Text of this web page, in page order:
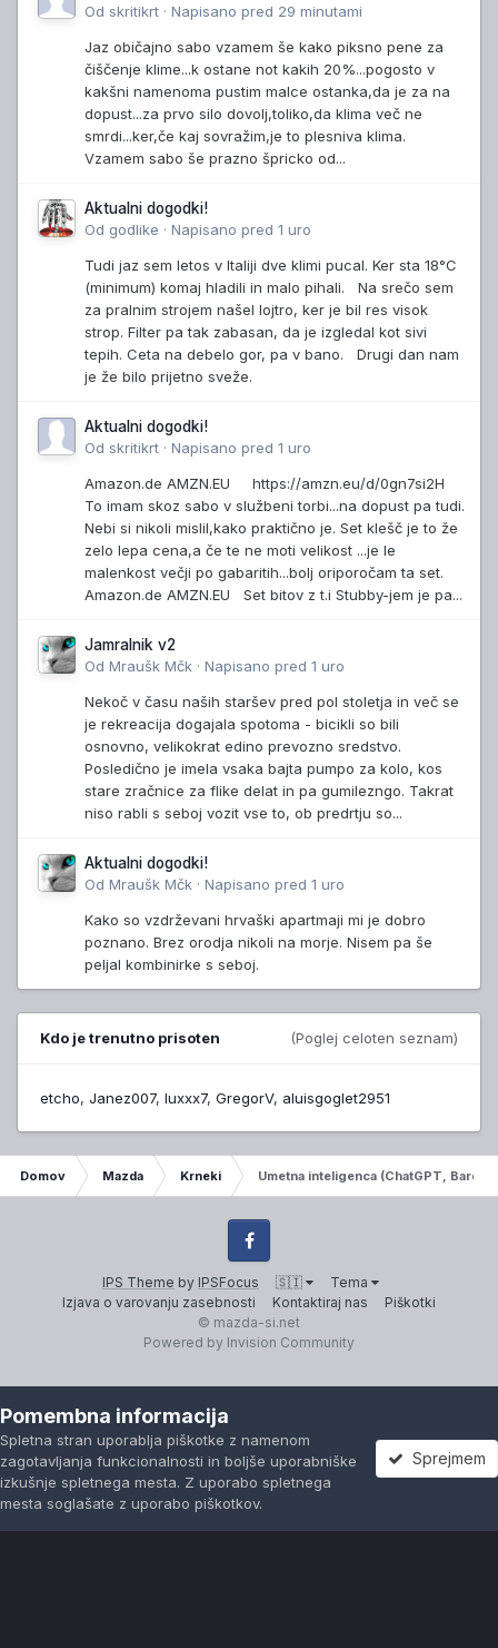
Od skritikrt · Napisano pred 29 minutami
Jaz običajno sabo vzamem še kako piksno pene za
čiščenje klime...k ostane not kakih 20%...pogosto v
kakšni namenoma pustim malce ostanka,da je za na
dopust...za prvo silo dovolj,toliko,da klima več ne
smrdi...ker,če kaj sovražim,je to plesniva klima.
Vzamem sabo še prazno špricko od...
Aktualni dogodki!
Od godlike · Napisano pred 1 uro
Tudi jaz sem letos v Italiji dve klimi pucal. Ker sta 18°C
(minimum) komaj hladili in malo pihali. Na srečo sem
za pralnim strojem našel lojtro, ker je bil res visok
strop. Filter pa tak zabasan, da je izgledal kot sivi
tepih. Ceta na debelo gor, pa v bano. Drugi dan nam
je že bilo prijetno sveže.
Aktualni dogodki!
Od skritikrt · Napisano pred 1 uro
Amazon.de AMZN.EU https://amzn.eu/d/0gn7si2H
To imam skoz sabo v službeni torbi...na dopust pa tudi.
Nebi si nikoli mislil,kako praktično je. Set klešč je to že
zelo lepa cena,a če te ne moti velikost ...je le
malenkost večji po gabaritih...bolj oriporočam ta set.
Amazon.de AMZN.EU Set bitov z t.i Stubby-jem je pa...
Jamralnik v2
Od Mraušk Mčk · Napisano pred 1 uro
Nekoč v času naših staršev pred pol stoletja in več se
je rekreacija dogajala spotoma - bicikli so bili
osnovno, velikokrat edino prevozno sredstvo.
Posledično je imela vsaka bajta pumpo za kolo, kos
stare zračnice za flike delat in pa gumilezngo. Takrat
niso rabli s seboj vozit vse to, ob predrtju so...
Aktualni dogodki!
Od Mraušk Mčk · Napisano pred 1 uro
Kako so vzdrževani hrvaški apartmaji mi je dobro
poznano. Brez orodja nikoli na morje. Nisem pa še
peljal kombinirke s seboj.
Kdo je trenutno prisoten (Poglej celoten seznam)
etcho Janez007 luxxx7 GregorV aluisgoglet2951
Domov Mazda Krneki Umetna inteligenca (ChatGPT,
IPS Theme by IPSFocus 🇸🇮
Tema
Izjava o varovanju zasebnosti
Kontaktiraj nas Piškotki
Facebook
© mazda-si.net
Powered by Invision Community
Pomembna informacija
Spletna stran uporablja piškotke z namenom
zagotavljanja funkcionalnosti in boljše uporabniške
izkušnje spletnega mesta. Z uporabo spletnega
mesta soglašate z uporabo piškotkov.
Sprejmem
Forumi Neprebrano Prijavi se